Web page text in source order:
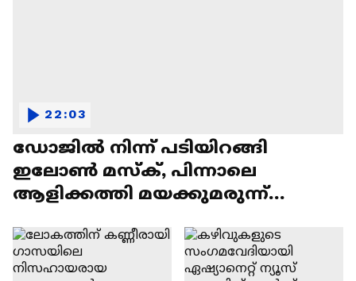
ഡോജിൽ നിന്ന് പടിയിറങ്ങി
ഇലോൺ മസ്ക്, പിന്നാലെ
ആളിക്കത്തി മയക്കുമരുന്ന്
22:03